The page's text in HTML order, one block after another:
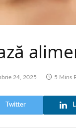
24, 2025 5 Mins
Twitter